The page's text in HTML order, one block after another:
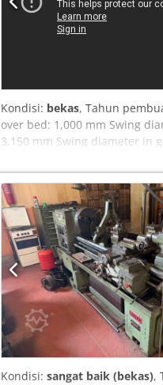
Kondisi: bekas, Tahun
over bed: 1,000 mm Swing
3,150 mm Swing diameter in
Approximate machine
Kondisi: sangat baik (bekas),